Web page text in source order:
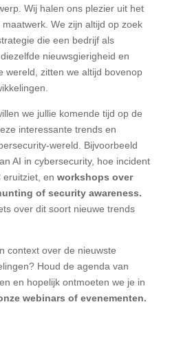
Wij halen ons plezier uit het
We zijn altijd op zoek
die een bedrijf als
nieuwsgierigheid en
wereld, zitten we altijd bovenop
we jullie komende tijd op de
interessante trends en
wereld. Bijvoorbeeld
AI in cybersecurity, hoe incident
eruitziet, en workshops over
of security awareness.
over dit soort nieuwe trends
context over de nieuwste
Houd de agenda van
en hopelijk ontmoeten we je in
webinars of evenementen.